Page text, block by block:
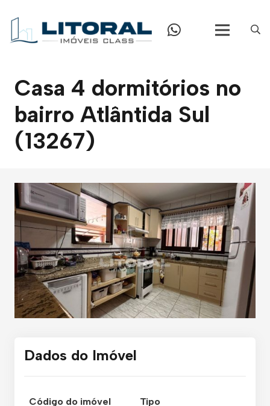
Casa 4 dormitórios no
bairro Atlântida Sul
(13267)
Dados do Imóvel
Código do imóvel
Tipo